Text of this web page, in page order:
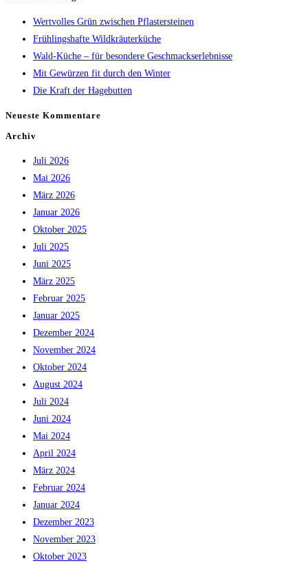
besondere
Geschmackserlebnisse
close
the
search
panel.
Wertvolles Grün zwischen Pflastersteinen
Frühlingshafte Wildkräuterküche
Wald-Küche – für besondere Geschmackserlebnisse
Mit Gewürzen fit durch den Winter
Die Kraft der Hagebutten
Neueste Kommentare
Archiv
Juli 2026
Mai 2026
März 2026
Januar 2026
Oktober 2025
Juli 2025
Juni 2025
März 2025
Februar 2025
Januar 2025
Dezember 2024
November 2024
Oktober 2024
August 2024
Juli 2024
Juni 2024
Mai 2024
April 2024
März 2024
Februar 2024
Januar 2024
Dezember 2023
November 2023
Oktober 2023